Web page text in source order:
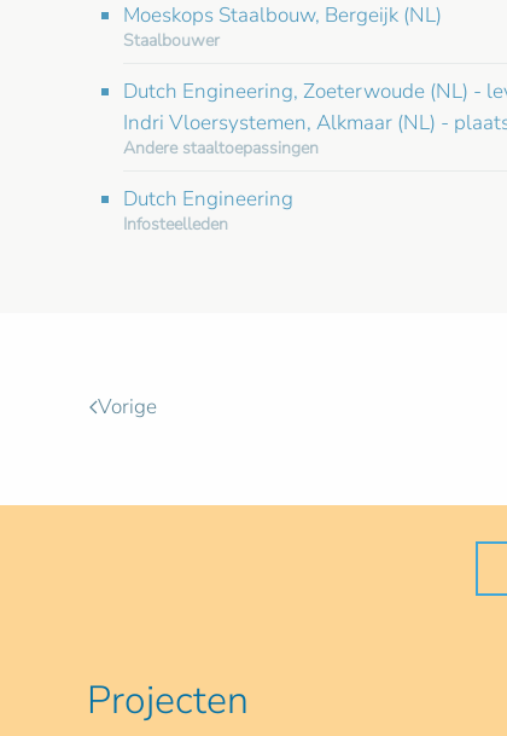
Moeskops Staalbouw, Bergeijk (NL)
Staalbouwer
Dutch Engineering, Zoeterwoude (NL) -
Indri Vloersystemen, Alkmaar (NL) -
Andere staaltoepassingen
Dutch Engineering
Infosteelleden
Vorige
Projecten